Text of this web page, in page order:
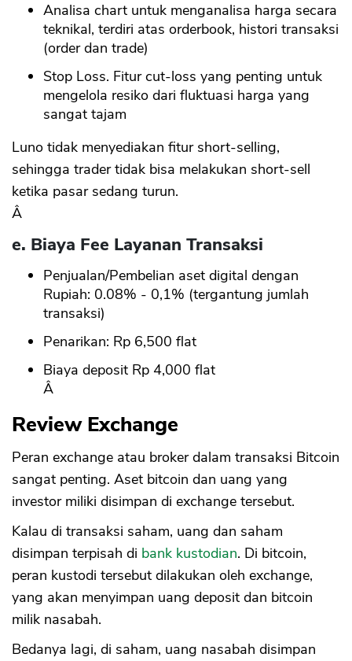
Analisa chart untuk menganalisa harga secara
teknikal, terdiri atas orderbook, histori transaksi
(order dan trade)
Stop Loss. Fitur cut-loss yang penting untuk
mengelola resiko dari fluktuasi harga yang
sangat tajam
Luno tidak menyediakan fitur short-selling,
sehingga trader tidak bisa melakukan short-sell
ketika pasar sedang turun.
Â
e. Biaya Fee Layanan Transaksi
Penjualan/Pembelian aset digital dengan
Rupiah: 0.08% - 0,1% (tergantung jumlah
transaksi)
Penarikan: Rp 6,500 flat
Biaya deposit Rp 4,000 flat
Â
Review Exchange
Peran exchange atau broker dalam transaksi Bitcoin
sangat penting. Aset bitcoin dan uang yang
investor miliki disimpan di exchange tersebut.
Kalau di transaksi saham, uang dan saham
disimpan terpisah di bank kustodian. Di bitcoin,
peran kustodi tersebut dilakukan oleh exchange,
yang akan menyimpan uang deposit dan bitcoin
milik nasabah.
Bedanya lagi, di saham, uang nasabah disimpan